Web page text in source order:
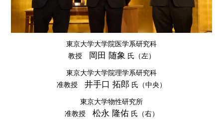
東京大学大学院医学系研究科
教授
岡田 随象 氏 （左）
東京大学大学院理学系研究科
准教授 井手口 拓郎 氏 （中央）
東京大学物性研究所
准教授 松永 隆佑氏 （右）